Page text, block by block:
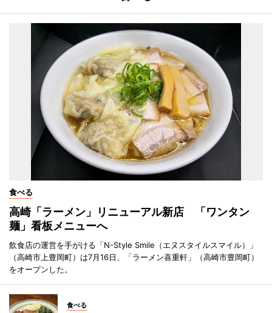
食べる
高崎「ラーメン」リニューアル新店 「ワンタン
麺」看板メニューへ
飲食店の運営を手がける「N-Style Smile（エヌスタイルスマイル）」
（高崎市上豊岡町）は7月16日、「ラーメン喜重軒」（高崎市豊岡町）
をオープンした。
食べる